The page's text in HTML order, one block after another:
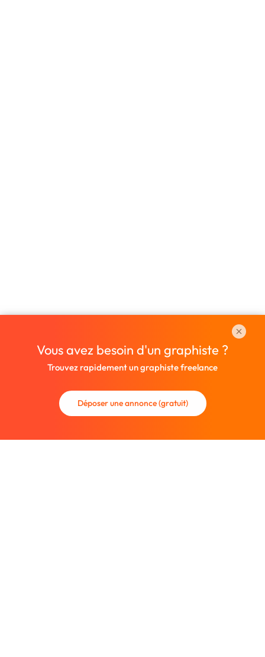
Vous avez besoin d'un graphiste ?
Trouvez rapidement un graphiste freelance
Déposer une annonce (gratuit)